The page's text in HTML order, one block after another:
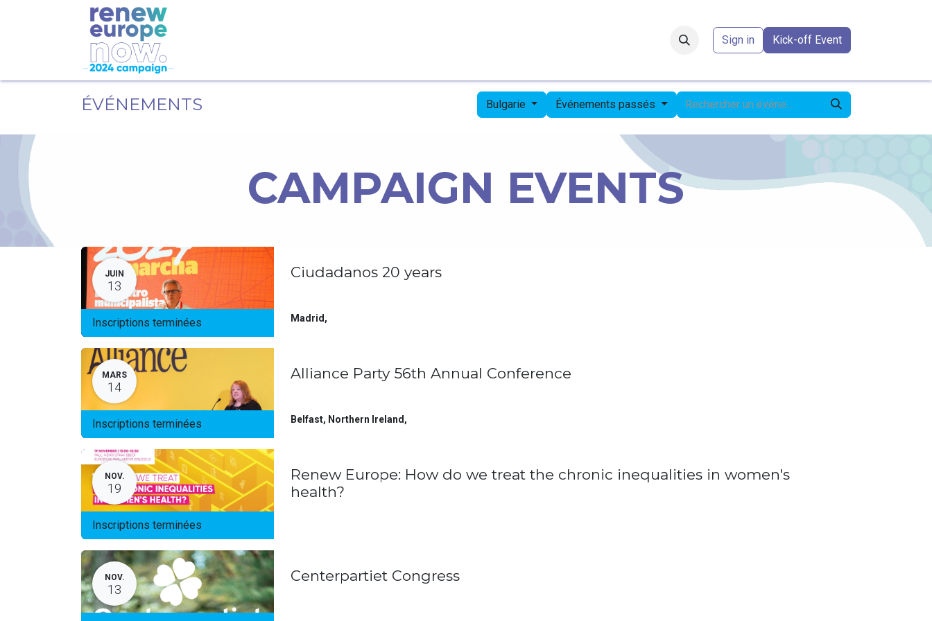
Sign in Kick-off Event
ÉVÉNEMENTS Bulgarie Événements passés
CAMPAIGN EVENTS
JUIN
13
Inscriptions terminées
Ciudadanos 20 years
Madrid ,
MARS
14
Inscriptions terminées
Alliance Party 56th Annual Conference
Belfast, Northern Ireland ,
NOV.
19
Inscriptions terminées
Renew Europe: How do we treat the chronic inequalities in women's
health?
NOV.
13
Centerpartiet Congress